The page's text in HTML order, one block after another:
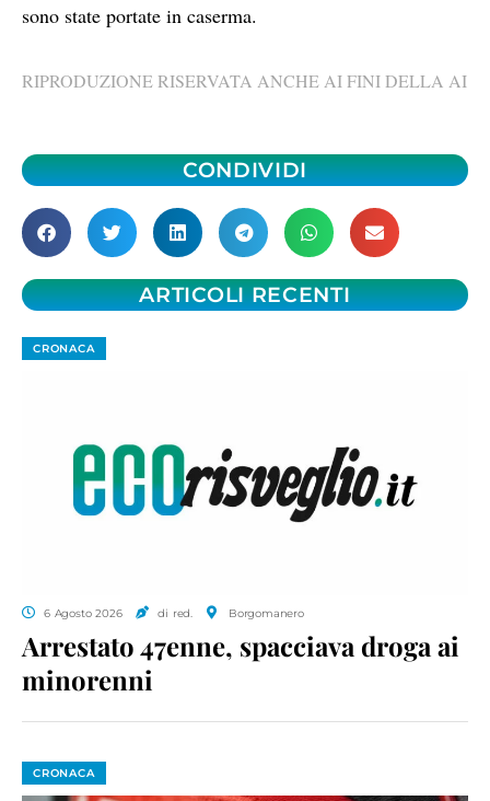
sono state portate in caserma.
RIPRODUZIONE RISERVATA ANCHE AI FINI DELLA AI
CONDIVIDI
ARTICOLI RECENTI
CRONACA
6 Agosto 2026 di red. Borgomanero
Arrestato 47enne, spacciava droga ai
minorenni
CRONACA